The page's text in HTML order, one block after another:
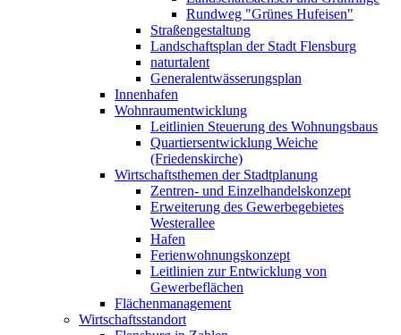
Rundweg "Grünes Hufeisen"
Straßengestaltung
Landschaftsplan der Stadt Flensburg
naturtalent
Generalentwässerungsplan
Innenhafen
Wohnraumentwicklung
Leitlinien Steuerung des Wohnungsbaus
Quartiersentwicklung Weiche
(Friedenskirche)
Wirtschaftsthemen der Stadtplanung
Zentren- und Einzelhandelskonzept
Erweiterung des Gewerbegebietes
Westerallee
Hafen
Ferienwohnungskonzept
Leitlinien zur Entwicklung von
Gewerbeflächen
Flächenmanagement
Wirtschaftsstandort